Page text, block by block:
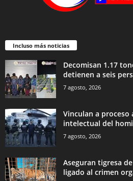
Incluso más noticias
Decomisan 1.17
detienen a seis
7 agosto, 2026
Vinculan a proceso
intelectual del
7 agosto, 2026
Aseguran tigresa
ligado al crimen